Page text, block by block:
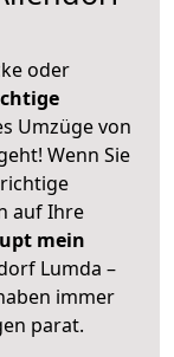
oder
Umzüge von
Wenn Sie
auf Ihre
mein
Lumda –
immer
parat.